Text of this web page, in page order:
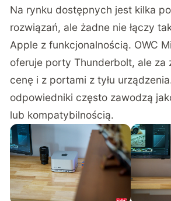
Na rynku dostępnych jest kilka
rozwiązań, ale żadne nie łączy
Apple z funkcjonalnością. OWC
oferuje porty Thunderbolt, ale za
cenę i z portami z tyłu
odpowiedniki często zawodzą
lub kompatybilnością.